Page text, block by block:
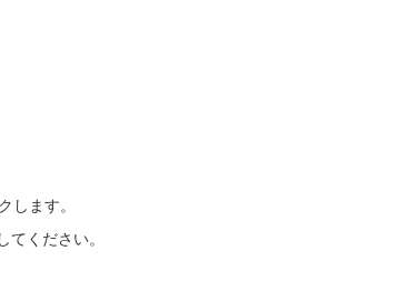
します。
ください。